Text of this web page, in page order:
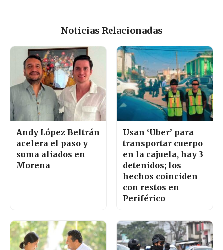
Noticias Relacionadas
Andy López Beltrán
acelera el paso y
suma aliados en
Morena
Usan ‘Uber’ para
transportar cuerpo
en la cajuela, hay 3
detenidos; los
hechos coinciden
con restos en
Periférico